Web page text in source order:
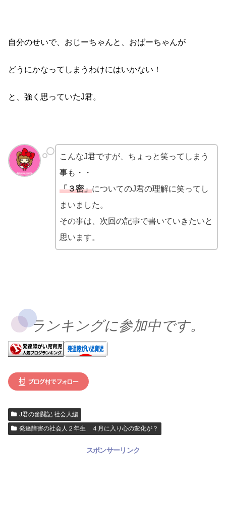
自分のせいで、おじーちゃんと、おばーちゃんが
どうにかなってしまうわけにはいかない！
と、強く思っていたJ君。
こんなJ君ですが、ちょっと笑ってしまう
事も・・
「３密」についてのJ君の理解に笑ってし
まいました。
その事は、次回の記事で書いていきたいと
思います。
ランキングに参加中です。
J君の奮闘記 社会人編
発達障害の社会人２年生 ４月に入り心の変化が？
スポンサーリンク